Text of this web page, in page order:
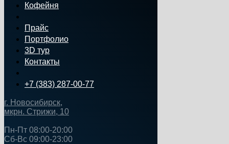
Кофейня
Прайс
Портфолио
3D тур
Контакты
+7 (383) 287-00-77
г. Новосибирск,
мкрн. Стрижи, 10
Пн‑Пт 08:00-20:00
Сб‑Вс 09:00‑23:00